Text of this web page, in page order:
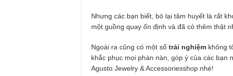
Nhưng các bạn biết, bỏ lại tâm huyết là rất
một guồng quay ổn định và đã có thêm thật
Ngoài ra cũng có một số trải nghiệm không
khắc phục mọi phàn nàn, góp ý của các bạn
Agusto Jewelry & Accessoriesshop nhé!